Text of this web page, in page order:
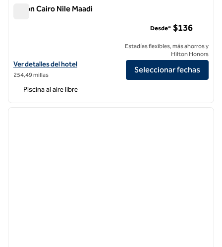
Hilton Cairo Nile Maadi
Ver detalles del hotel Hilton Cairo Nile Maadi
Ver detalles del hotel
254,49 millas
Desde* $136
Estadías flexibles, más ahorros y
Hilton Honors
Seleccionar fechas
Piscina al aire libre
1 de 12